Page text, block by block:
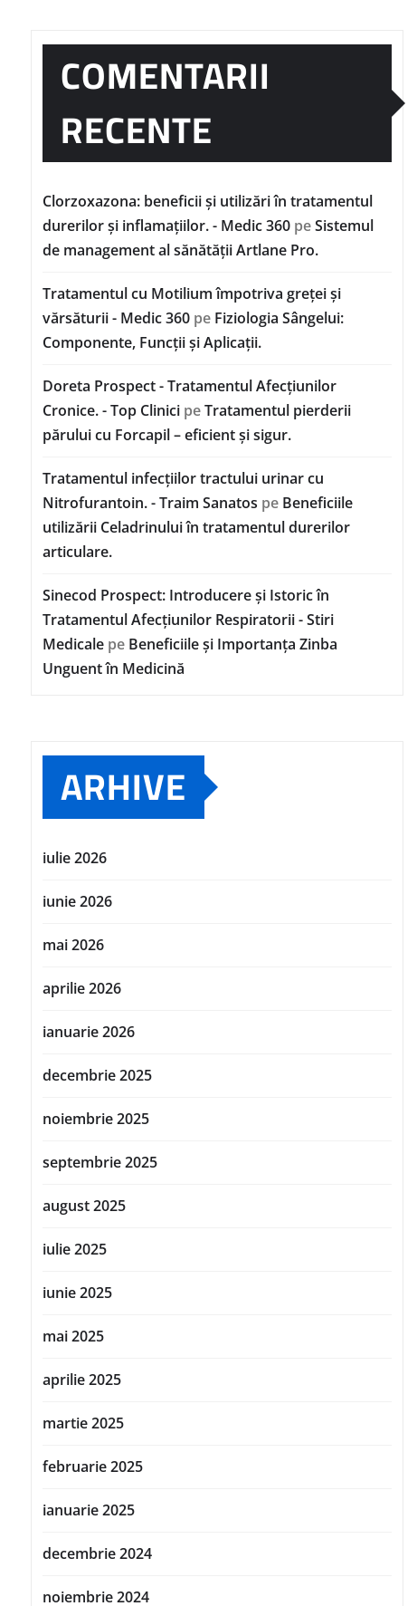
COMENTARII
RECENTE
Clorzoxazona: beneficii și utilizări în tratamentul
durerilor și inflamațiilor. - Medic 360 peSistemul
de management al sănătății Artlane Pro.
Tratamentul cu Motilium împotriva greței și
vărsăturii - Medic 360 pe Fiziologia Sângelui:
Componente, Funcții și Aplicații.
Doreta Prospect - Tratamentul Afecțiunilor
Cronice. - Top Clinici peTratamentul pierderii
părului cu Forcapil – eficient și sigur.
Tratamentul infecțiilor tractului urinar cu
Nitrofurantoin. - Traim Sanatos pe Beneficiile
utilizării Celadrinului în tratamentul durerilor
articulare.
Sinecod Prospect: Introducere și Istoric în
Tratamentul Afecțiunilor Respiratorii - Stiri
Medicale pe Beneficiile și Importanța Zinba
Unguent în Medicină
ARHIVE
iulie 2026
iunie 2026
mai 2026
aprilie 2026
ianuarie 2026
decembrie 2025
noiembrie 2025
septembrie 2025
august 2025
iulie 2025
iunie 2025
mai 2025
aprilie 2025
martie 2025
februarie 2025
ianuarie 2025
decembrie 2024
noiembrie 2024